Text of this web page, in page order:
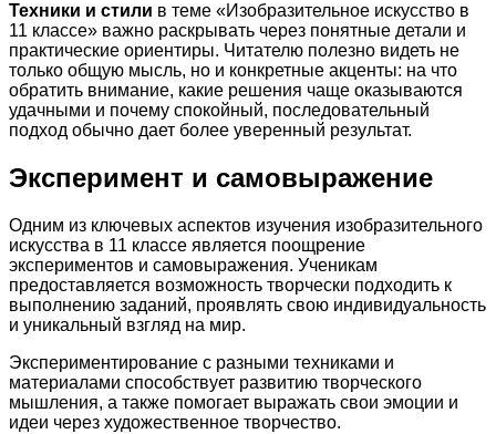
Техники и стили в теме «Изобразительное искусство в
11 классе» важно раскрывать через понятные детали и
практические ориентиры. Читателю полезно видеть не
только общую мысль, но и конкретные акценты: на что
обратить внимание, какие решения чаще оказываются
удачными и почему спокойный, последовательный
подход обычно дает более уверенный результат.
Эксперимент и самовыражение
Одним из ключевых аспектов изучения изобразительного
искусства в 11 классе является поощрение
экспериментов и самовыражения. Ученикам
предоставляется возможность творчески подходить к
выполнению заданий, проявлять свою индивидуальность
и уникальный взгляд на мир.
Экспериментирование с разными техниками и
материалами способствует развитию творческого
мышления, а также помогает выражать свои эмоции и
идеи через художественное творчество.